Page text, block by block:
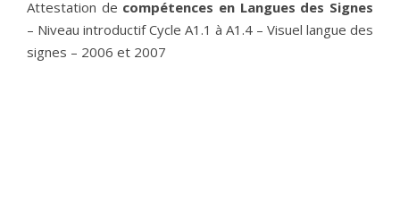
Attestation de compétences en Langues des Signes
– Niveau introductif Cycle A1.1 à A1.4 – Visuel langue des
signes – 2006 et 2007